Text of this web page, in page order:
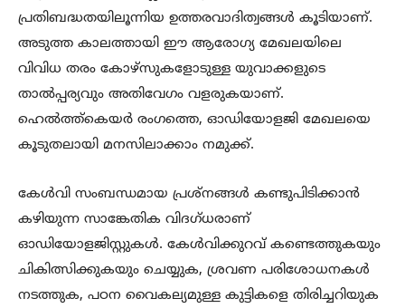
പ്രതിബദ്ധതയിലൂന്നിയ ഉത്തരവാദിത്വങ്ങൾ കൂടിയാണ്.
അടുത്ത കാലത്തായി ഈ ആരോഗ്യ മേഖലയിലെ
വിവിധ തരം കോഴ്‌സുകളോടുള്ള യുവാക്കളുടെ
താൽപ്പര്യവും അതിവേഗം വളരുകയാണ്.
ഹെൽത്ത്കെയർ രംഗത്തെ, ഓഡിയോളജി മേഖലയെ
കൂടുതലായി മനസിലാക്കാം നമുക്ക്.
കേൾവി സംബന്ധമായ പ്രശ്നങ്ങൾ കണ്ടുപിടിക്കാൻ
കഴിയുന്ന സാങ്കേതിക വിദഗ്ധരാണ്
ഓഡിയോളജിസ്റ്റുകൾ. കേൾവിക്കുറവ് കണ്ടെത്തുകയും
ചികിത്സിക്കുകയും ചെയ്യുക, ശ്രവണ പരിശോധനകൾ
നടത്തുക, പഠന വൈകല്യമുള്ള കുട്ടികളെ തിരിച്ചറിയുക